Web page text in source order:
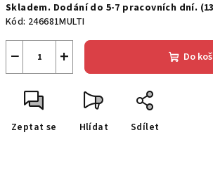
cena:
Skladem. Dodání do 5-7 pracovních dní.
Kód: 246681MULTI
+
− Do
Zeptat se Hlídat Sdílet